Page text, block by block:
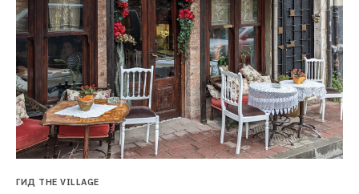
ГИД THE VILLAGE